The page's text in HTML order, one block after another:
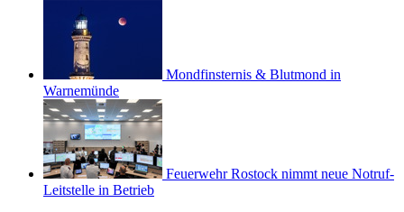
Mondfinsternis & Blutmond in
Warnemünde
Feuerwehr Rostock nimmt neue Notruf-
Leitstelle in Betrieb